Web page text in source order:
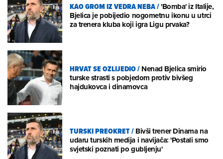
KAO GROM IZ VEDRA NEBA/'Bomba' iz Italije,
Bjelica je pobijedio nogometnu ikonu u utrci
za trenera kluba koji igra Ligu prvaka?
HRVAT SE OZLIJEDIO/Nenad Bjelica smirio
turske strasti s pobjedom protiv bivšeg
hajdukovca i dinamovca
TURSKI PREOKRET/Bivši trener Dinama na
udaru turskih medija i navijača: 'Postali smo
svjetski poznati po gubljenju'